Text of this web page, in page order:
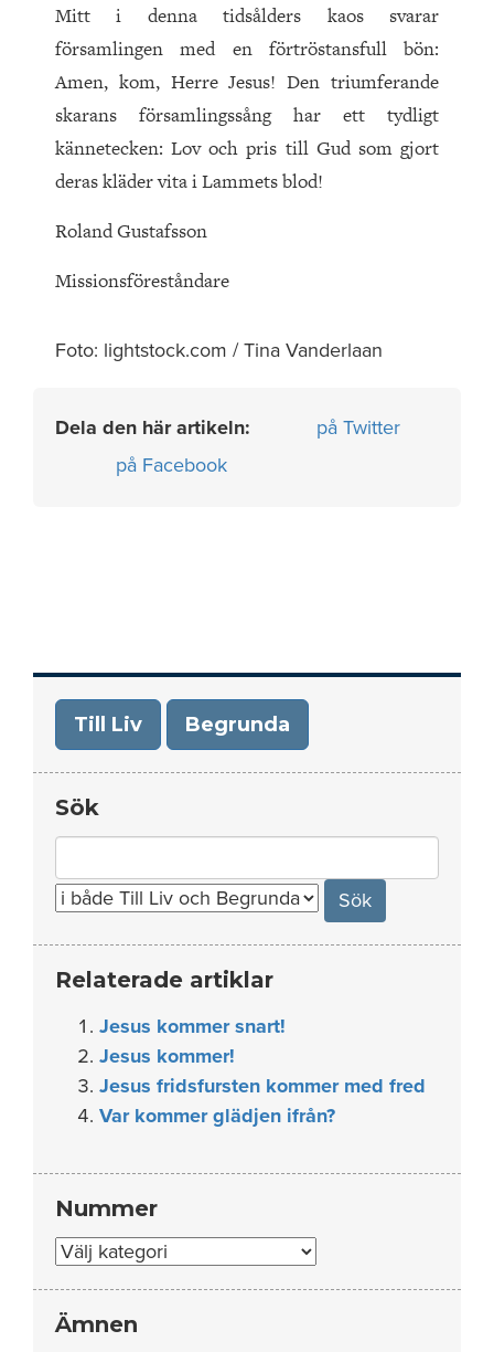
Mitt i denna tidsålders kaos svarar
församlingen med en förtröstansfull bön:
Amen, kom, Herre Jesus! Den triumferande
skarans församlingssång har ett tydligt
kännetecken: Lov och pris till Gud som gjort
deras kläder vita i Lammets blod!
Roland Gustafsson
Missionsföreståndare
Foto: lightstock.com / Tina Vanderlaan
Dela den här artikeln:
på Twitter
på Facebook
Till Liv Begrunda
Sök
for:
Relaterade artiklar
Jesus kommer snart!
Jesus kommer!
Jesus fridsfursten kommer med fred
Var kommer glädjen ifrån?
Nummer
Nummer
Ämnen